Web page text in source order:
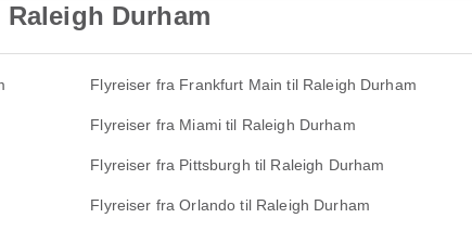
Durham
Flyreiser fra Frankfurt Main til Raleigh Durham
Flyreiser fra Miami til Raleigh Durham
Flyreiser fra Pittsburgh til Raleigh Durham
Flyreiser fra Orlando til Raleigh Durham